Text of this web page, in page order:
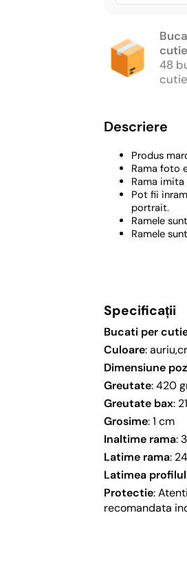
cutie
48
cutie
Descriere
Produs
Rama foto
Rama
Pot fii
portrait.
Ramele
Ramele
Specificații
Bucati per
Culoare:
Dimensiune
Greutate: 420
Greutate bax:
Grosime: 1 cm
Inaltime rama:
Latime rama:
Latimea
Protectie:
recomandata